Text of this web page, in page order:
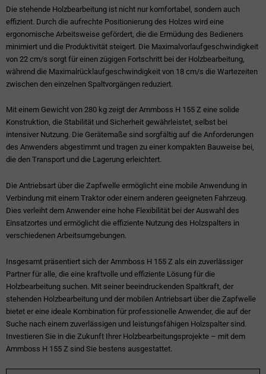
Die stehende Holzbearbeitung ist nicht nur komfortabel, sondern auch
effizient. Durch die aufrechte Positionierung des Holzes wird eine
ergonomische Arbeitsweise gefördert, die die Ermüdung des Bedieners
minimiert und die Produktivität steigert. Die Maximalvorlaufgeschwindigkeit
von 22 cm/s sorgt für einen zügigen Fortschritt bei der Holzbearbeitung,
während die Maximalrücklaufgeschwindigkeit von 18 cm/s die Wartezeiten
zwischen den einzelnen Spaltvorgängen reduziert.
Mit einem Gewicht von 280 kg zeigt der Ammboss H 155 Z eine solide
Konstruktion, die Stabilität und Sicherheit gewährleistet, selbst bei
intensiver Nutzung. Die Gerätemaße sind sorgfältig auf die Anforderungen
des Anwenders abgestimmt und tragen zu einer kompakten Bauweise bei,
die den Transport und die Lagerung erleichtert.
Die Antriebsart über die Zapfwelle ermöglicht eine mobile Anwendung in
Verbindung mit einem Traktor oder einem anderen geeigneten Fahrzeug.
Dies verleiht dem Anwender eine hohe Flexibilität bei der Auswahl des
Einsatzortes und ermöglicht die effiziente Nutzung des Holzspalters in
verschiedenen Arbeitsumgebungen.
Insgesamt präsentiert sich der Ammboss H 155 Z als ein zuverlässiger
Partner für alle, die eine kraftvolle und effiziente Lösung für die
Holzbearbeitung suchen. Mit seiner beeindruckenden Spaltkraft, der
stehenden Holzbearbeitung und der mobilen Antriebsart über die Zapfwelle
bietet er eine ideale Kombination für professionelle Anwender, die auf der
Suche nach einem zuverlässigen und leistungsfähigen Holzspalter sind.
Investieren Sie in die Zukunft Ihrer Holzbearbeitungsprojekte – mit dem
Ammboss H 155 Z sind Sie bestens ausgestattet.